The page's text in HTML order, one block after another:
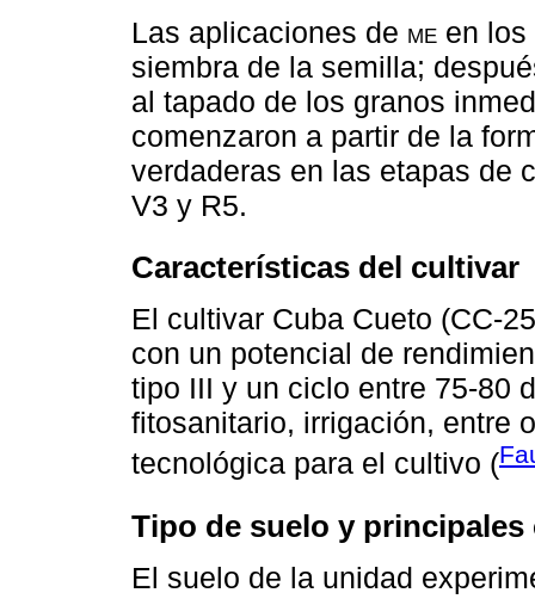
Las aplicaciones de me en los
siembra de la semilla;
al tapado de los granos
comenzaron a partir de la
verdaderas en las etapas de
V3 y R5.
Características del cultivar
El cultivar Cuba Cueto (CC-
con un potencial de
tipo III y un ciclo entre 75-80
fitosanitario, irrigación, entre
tecnológica para el cultivo (
Tipo de suelo y
El suelo de la unidad